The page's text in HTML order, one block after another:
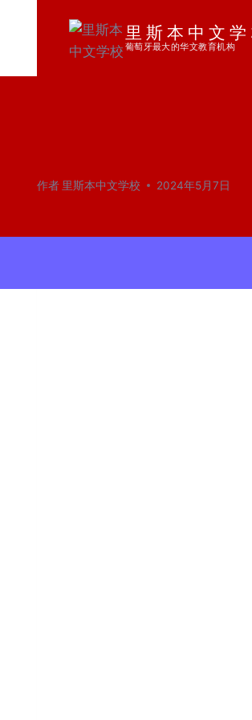
容
里斯本中文学
葡萄牙最大的华文教育机构
作者 里斯本中文学校 2024年5月7日